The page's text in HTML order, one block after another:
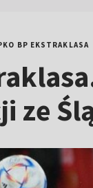
BP EKSTRAKLASA
ze